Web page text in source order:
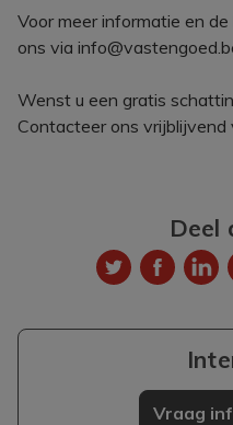
Voor meer informatie en
ons via
Wenst u een gratis
Contacteer ons vrijblijvend
Deel
Vraag